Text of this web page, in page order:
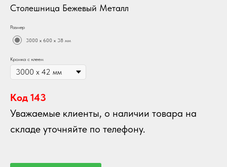
Столешница Бежевый Металл
Размер
3000 х 600 х 38 мм
Кромка с клеем
Код 143
Уважаемые клиенты, о наличии товара на
складе уточняйте по телефону.